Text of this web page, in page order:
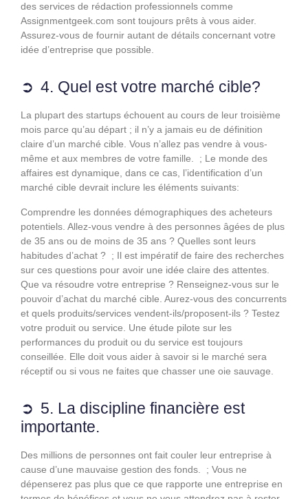
des services de rédaction professionnels comme
Assignmentgeek.com sont toujours prêts à vous aider.
Assurez-vous de fournir autant de détails concernant votre
idée d’entreprise que possible.
4. Quel est votre marché cible?
La plupart des startups échouent au cours de leur troisième
mois parce qu’au départ ; il n’y a jamais eu de définition
claire d’un marché cible. Vous n’allez pas vendre à vous-
même et aux membres de votre famille. ; Le monde des
affaires est dynamique, dans ce cas, l’identification d’un
marché cible devrait inclure les éléments suivants:
Comprendre les données démographiques des acheteurs
potentiels. Allez-vous vendre à des personnes âgées de plus
de 35 ans ou de moins de 35 ans ? Quelles sont leurs
habitudes d’achat ? ; Il est impératif de faire des recherches
sur ces questions pour avoir une idée claire des attentes.
Que va résoudre votre entreprise ? Renseignez-vous sur le
pouvoir d’achat du marché cible. Aurez-vous des concurrents
et quels produits/services vendent-ils/proposent-ils ? Testez
votre produit ou service. Une étude pilote sur les
performances du produit ou du service est toujours
conseillée. Elle doit vous aider à savoir si le marché sera
réceptif ou si vous ne faites que chasser une oie sauvage.
5. La discipline financière est
importante.
Des millions de personnes ont fait couler leur entreprise à
cause d’une mauvaise gestion des fonds. ; Vous ne
dépenserez pas plus que ce que rapporte une entreprise en